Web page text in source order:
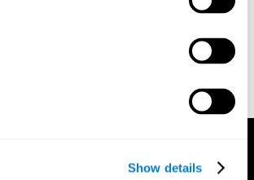
Show details
& Ball, K. K. (2005). Reliability and validity of
computer. Journal of clinical and experimental
neuropsychology, 27(5), 529-543.